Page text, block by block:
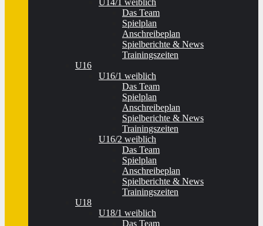
U14/1 weiblich
Das Team
Spielplan
Anschreibeplan
Spielberichte & News
Trainingszeiten
U16
U16/1 weiblich
Das Team
Spielplan
Anschreibeplan
Spielberichte & News
Trainingszeiten
U16/2 weiblich
Das Team
Spielplan
Anschreibeplan
Spielberichte & News
Trainingszeiten
U18
U18/1 weiblich
Das Team